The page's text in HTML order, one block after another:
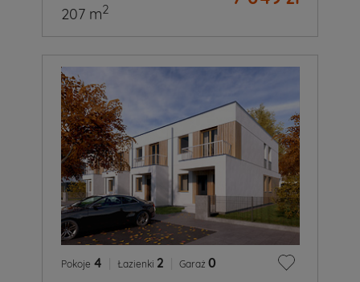
207 m2
Pokoje 4 Łazienki 2 Garaż 0